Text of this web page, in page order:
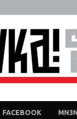
FACEBOOK